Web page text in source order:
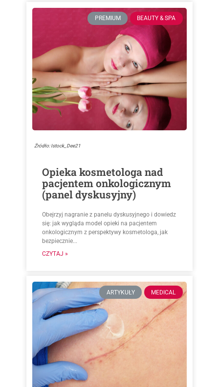
PREMIUM BEAUTY & SPA
Źródło: Istock_Dee21
Opieka kosmetologa nad
pacjentem onkologicznym
(panel dyskusyjny)
Obejrzyj nagranie z panelu dyskusyjnego i dowiedz
się: jak wygląda model opieki na pacjentem
onkologicznym z perspektywy kosmetologa, jak
bezpiecznie...
CZYTAJ »
ARTYKUŁY MEDICAL